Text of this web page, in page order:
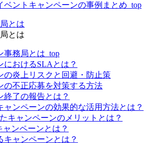
ベントキャンペーンの事例まとめ_top
とは
とは
事務局とは_top
におけるSLAとは？
の炎上リスクと回避・防止策
の不正応募を対策する方法
終了の報告とは？
ャンペーンの効果的な活用方法とは？
キャンペーンのメリットとは？
ャンペーンとは？
キャンペーンとは？